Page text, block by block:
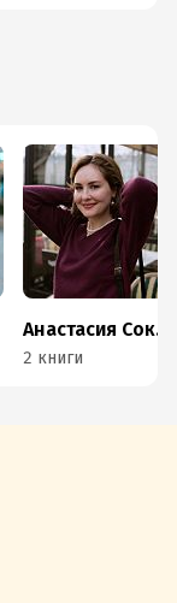
Анастасия Соколова-Буалле
2 книги